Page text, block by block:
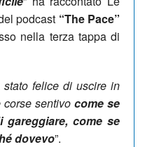
podcast “The Pace”
nella terza tappa di
stato felice di uscire in
sentivo come se
gareggiare, come se
dovevo”.